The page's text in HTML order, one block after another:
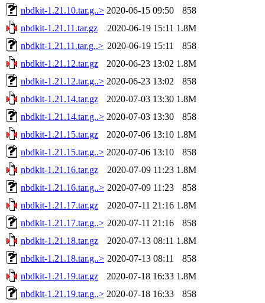
nbdkit-1.21.10.tar.g..> 2020-06-15 09:50
858
nbdkit-1.21.11.tar.gz
2020-06-19 15:11 1.8M
nbdkit-1.21.11.tar.g..> 2020-06-19 15:11
858
nbdkit-1.21.12.tar.gz
2020-06-23 13:02 1.8M
nbdkit-1.21.12.tar.g..> 2020-06-23 13:02
858
nbdkit-1.21.14.tar.gz
2020-07-03 13:30 1.8M
nbdkit-1.21.14.tar.g..> 2020-07-03 13:30
858
nbdkit-1.21.15.tar.gz
2020-07-06 13:10 1.8M
nbdkit-1.21.15.tar.g..> 2020-07-06 13:10
858
nbdkit-1.21.16.tar.gz
2020-07-09 11:23 1.8M
nbdkit-1.21.16.tar.g..> 2020-07-09 11:23
858
nbdkit-1.21.17.tar.gz
2020-07-11 21:16 1.8M
nbdkit-1.21.17.tar.g..> 2020-07-11 21:16
858
nbdkit-1.21.18.tar.gz
2020-07-13 08:11 1.8M
nbdkit-1.21.18.tar.g..> 2020-07-13 08:11
858
nbdkit-1.21.19.tar.gz
2020-07-18 16:33 1.8M
nbdkit-1.21.19.tar.g..> 2020-07-18 16:33
858